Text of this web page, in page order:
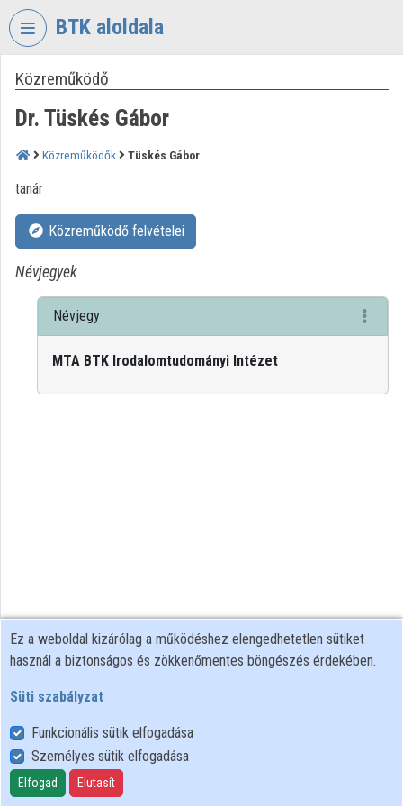
Fejléc kihagyása
BTK aloldala
VIDEOTORIUM
BÖLCSÉSZETTUDOMÁNYI
KUTATÓKÖZPONT
Intézményi kezdőlap
Bejelentkezés
Intézményi felfedezés
Kategóriák
Közreműködő
Dr. Tüskés Gábor
Közreműködők Tüskés Gábor
tanár
Közreműködő felvételei
Névjegyek
Névjegy
MTA BTK Irodalomtudományi Intézet
Felhasználói szabályzat
Adatkezelési tájékoztató
Süti szabályzat
Ez a weboldal kizárólag a működéshez elengedhetetlen sütiket
használ a biztonságos és zökkenőmentes böngészés érdekében.
Süti szabályzat
Funkcionális sütik elfogadása
Személyes sütik elfogadása
Elfogad Elutasít